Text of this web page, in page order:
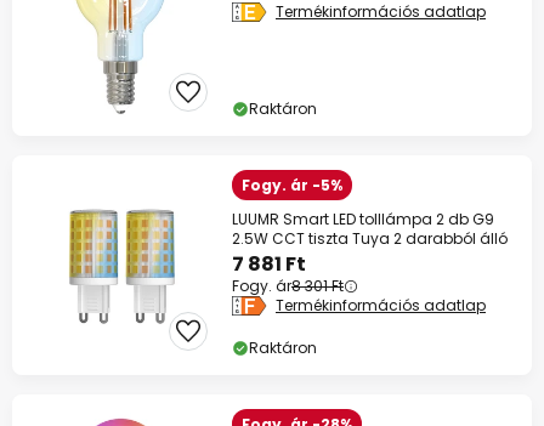
Termékinformációs adatlap
Raktáron
Fogy. ár -5%
LUUMR Smart LED tolllámpa 2 db G9
2.5W CCT tiszta Tuya 2 darabból álló
7 881 Ft
Fogy. ár8 301 Ft
Termékinformációs adatlap
Raktáron